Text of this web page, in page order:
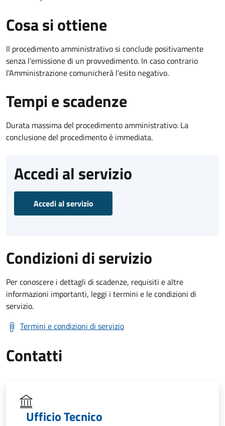
Cosa si ottiene
Il procedimento amministrativo si conclude positivamente
senza l’emissione di un provvedimento. In caso contrario
l’Amministrazione comunicherà l’esito negativo.
Tempi e scadenze
Durata massima del procedimento amministrativo: La
conclusione del procedimento è immediata.
Accedi al servizio
Accedi al servizio
Condizioni di servizio
Per conoscere i dettagli di scadenze, requisiti e altre
informazioni importanti, leggi i termini e le condizioni di
servizio.
Termini e condizioni di servizio
Contatti
Ufficio Tecnico